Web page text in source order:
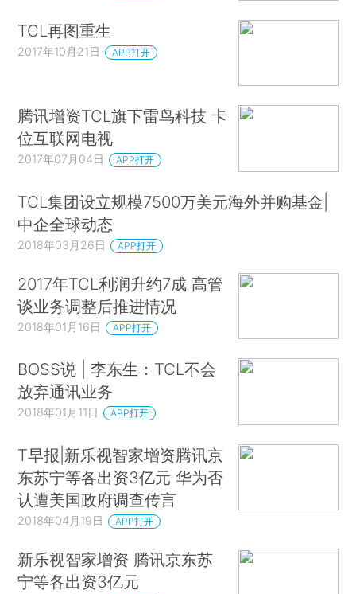
TCL再图重生
2017年10月21日 APP打开
腾讯增资TCL旗下雷鸟科技 卡
位互联网电视
2017年07月04日 APP打开
TCL集团设立规模7500万美元海外并购基金|
中企全球动态
2018年03月26日 APP打开
2017年TCL利润升约7成 高管
谈业务调整后推进情况
2018年01月16日 APP打开
BOSS说 | 李东生：TCL不会
放弃通讯业务
2018年01月11日 APP打开
T早报|新乐视智家增资腾讯京
东苏宁等各出资3亿元 华为否
认遭美国政府调查传言
2018年04月19日 APP打开
新乐视智家增资 腾讯京东苏
宁等各出资3亿元